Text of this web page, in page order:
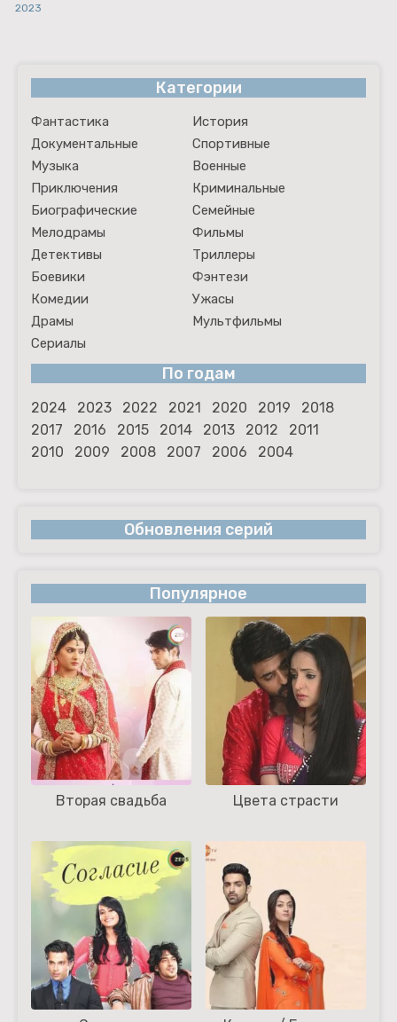
2023
Категории
Фантастика
История
Документальные
Спортивные
Музыка
Военные
Приключения
Криминальные
Биографические
Семейные
Мелодрамы
Фильмы
Детективы
Триллеры
Боевики
Фэнтези
Комедии
Ужасы
Драмы
Мультфильмы
Сериалы
По годам
2024 2023 2022 2021 2020 2019
2018
2017
2016 2015 2014 2013 2012
2011
2010
2009 2008 2007 2006 2004
Обновления серий
Популярное
Вторая свадьба Цвета страсти